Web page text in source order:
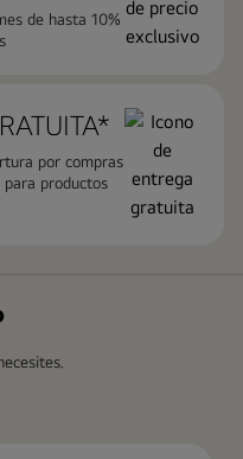
de hasta 10%
por compras
productos